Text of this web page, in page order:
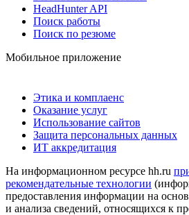
HeadHunter API
Поиск работы
Поиск по резюме
Мобильное приложение
Этика и комплаенс
Оказание услуг
Использование сайтов
Защита персональных данных
ИТ аккредитация
На информационном ресурсе hh.ru
рекомендательные технологии
предоставления информации на
и анализа сведений, относящихся к